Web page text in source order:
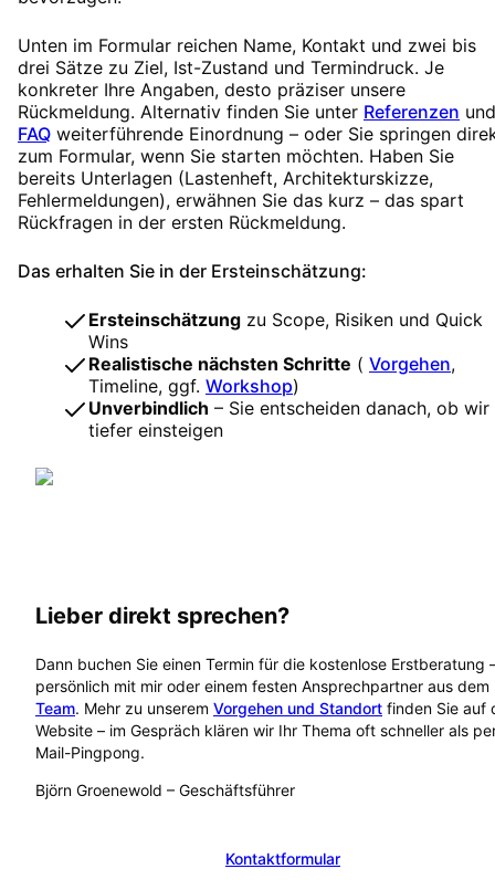
Unten im Formular reichen Name, Kontakt und zwei bis
drei Sätze zu Ziel, Ist-Zustand und Termindruck. Je
konkreter Ihre Angaben, desto präziser unsere
Rückmeldung. Alternativ finden Sie unter Referenzen und
FAQ weiterführende Einordnung – oder Sie springen
zum Formular, wenn Sie starten möchten. Haben Sie
bereits Unterlagen (Lastenheft, Architekturskizze,
Fehlermeldungen), erwähnen Sie das kurz – das spart
Rückfragen in der ersten Rückmeldung.
Das erhalten Sie in der Ersteinschätzung:
Ersteinschätzung zu Scope, Risiken und Quick
Wins
Realistische nächsten Schritte ( Vorgehen,
Timeline, ggf. Workshop)
Unverbindlich – Sie entscheiden danach, ob wir
tiefer einsteigen
Lieber direkt sprechen?
Dann buchen Sie einen Termin für die kostenlose Erstberatung
persönlich mit mir oder einem festen Ansprechpartner aus dem
Team. Mehr zu unserem Vorgehen und Standort finden Sie auf
Website – im Gespräch klären wir Ihr Thema oft schneller als
Mail-Pingpong.
Björn Groenewold – Geschäftsführer
Kontaktformular